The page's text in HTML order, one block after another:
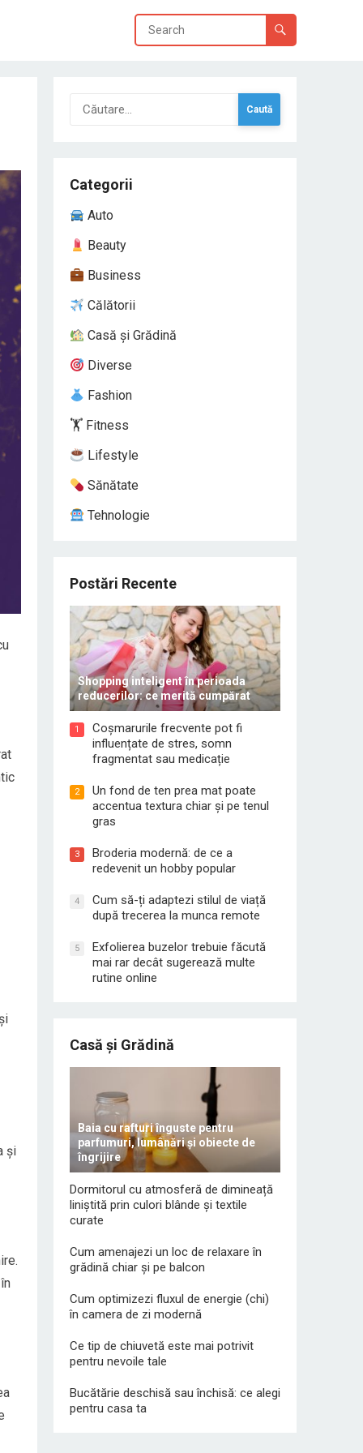
și
Caută
după:
Categorii
Auto
Beauty
Business
Călătorii
Casă și Grădină
Diverse
Fashion
🏋️ Fitness
Lifestyle
Sănătate
Tehnologie
Postări Recente
Shopping inteligent în perioada
reducerilor: ce merită cumpărat
1
Coșmarurile frecvente pot fi
influențate de stres, somn
fragmentat sau medicație
2
Un fond de ten prea mat poate
accentua textura chiar și pe tenul
gras
3
Broderia modernă: de ce a
redevenit un hobby popular
4
Cum să-ți adaptezi stilul de viață
după trecerea la munca remote
5
Exfolierea buzelor trebuie făcută
mai rar decât sugerează multe
rutine online
Casă și Grădină
Baia cu rafturi înguste pentru
parfumuri, lumânări și obiecte de
îngrijire
Dormitorul cu atmosferă de dimineață
liniștită prin culori blânde și textile
curate
Cum amenajezi un loc de relaxare în
grădină chiar și pe balcon
Cum optimizezi fluxul de energie (chi)
în camera de zi modernă
Ce tip de chiuvetă este mai potrivit
pentru nevoile tale
Bucătărie deschisă sau închisă: ce alegi
pentru casa ta